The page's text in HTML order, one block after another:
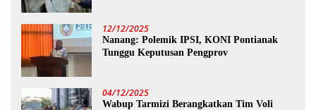
12/12/2025
Nanang: Polemik IPSI, KONI Pontianak
Tunggu Keputusan Pengprov
04/12/2025
Wabup Tarmizi Berangkatkan Tim Voli